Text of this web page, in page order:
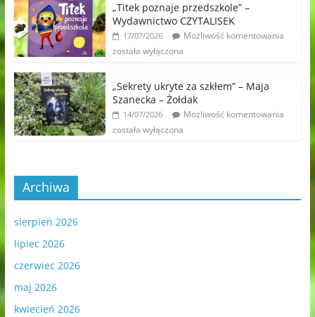
„Titek poznaje przedszkole” –
Wydawnictwo CZYTALISEK
17/07/2026
Możliwość komentowania
została wyłączona
„Sekrety ukryte za szkłem” – Maja
Szanecka – Żołdak
14/07/2026
Możliwość komentowania
została wyłączona
Archiwa
sierpień 2026
lipiec 2026
czerwiec 2026
maj 2026
kwiecień 2026